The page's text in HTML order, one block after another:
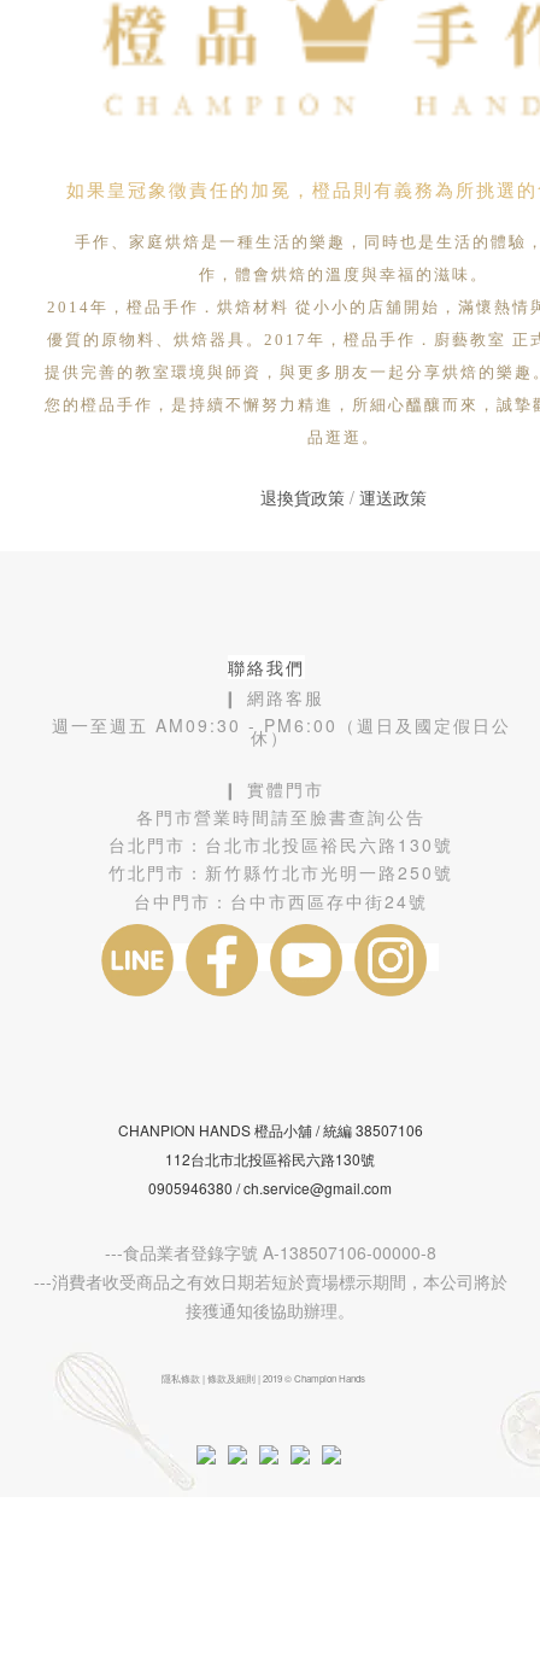
如果皇冠象徵責任的加冕，橙品則有義務為所挑選
手作、家庭烘焙是一種生活的樂趣，同時也是生活的體驗
作，體會烘焙的溫度與幸福的滋味。
2014年，橙品手作．烘焙材料 從小小的店舖開始，滿懷熱情
優質的原物料、烘焙器具。2017年，橙品手作．廚藝教室 正
提供完善的教室環境與師資，與更多朋友一起分享烘焙的樂趣
您的橙品手作，是持續不懈努力精進，所細心醞釀而來，誠摯
品逛逛。
退換貨政策/ 運送政策
聯絡我們
❙ 網路客服
週一至週五 AM09:30 - PM6:00（週日及國定假日公
休）
❙ 實體門市
各門市營業時間請至臉書查詢公告
台北門市： 台北市北投區裕民六路130號
竹北門市： 新竹縣竹北市光明一路250號
台中門市： 台中市西區存中街24號
CHANPION HANDS 橙品小舖 /統編38507106
112台北市北投區裕民六路130號
0905946380 / ch.service@gmail.com
---食品業者登錄字號 A-138507106-00000-8
---消費者收受商品之有效日期若短於賣場標示期間，本公司將於
接獲通知後協助辦理。
隱私條款 | 條款及細則 | 2019 © Champion Hands